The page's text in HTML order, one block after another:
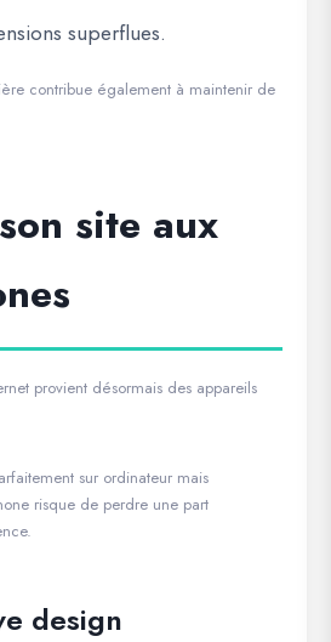
superflues.
contribue également à maintenir de
site aux
provient désormais des appareils
sur ordinateur mais
risque de perdre une part
design